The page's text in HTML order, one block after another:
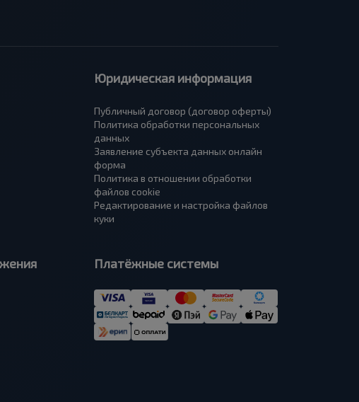
Юридическая информация
Публичный договор (договор оферты)
Политика обработки персональных
данных
Заявление субъекта данных онлайн
форма
Политика в отношении обработки
файлов cookie
Редактирование и настройка файлов
куки
Платёжные системы